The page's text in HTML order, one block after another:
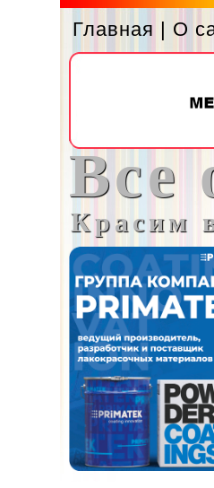
Главная | О
Все
Красим